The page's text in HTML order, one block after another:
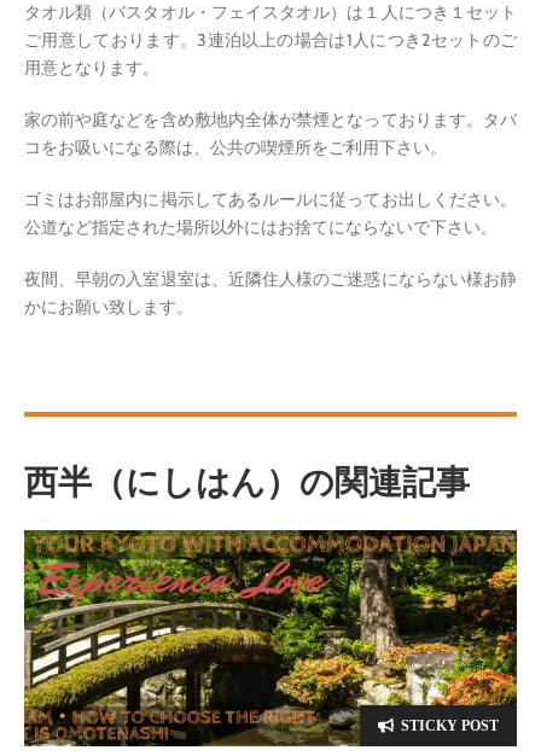
タオル類（バスタオル・フェイスタオル）は１人につき１セット
ご用意しております。3連泊以上の場合は1人につき2セットのご
用意となります。
家の前や庭などを含め敷地内全体が禁煙となっております。タバ
コをお吸いになる際は、公共の喫煙所をご利用下さい。
ゴミはお部屋内に掲示してあるルールに従ってお出しください。
公道など指定された場所以外にはお捨てにならないで下さい。
夜間、早朝の入室退室は、近隣住人様のご迷惑にならない様お静
かにお願い致します。
西半（にしはん）の関連記事
STICKY POST